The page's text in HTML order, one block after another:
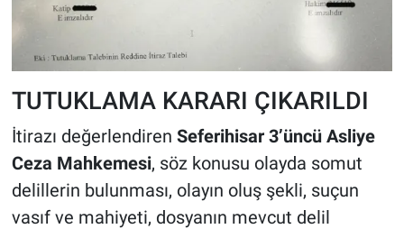
TUTUKLAMA KARARI ÇIKARILDI
İtirazı değerlendiren Seferihisar 3’üncü Asliye
Ceza Mahkemesi, söz konusu olayda somut
delillerin bulunması, olayın oluş şekli, suçun
vasıf ve mahiyeti, dosyanın mevcut delil